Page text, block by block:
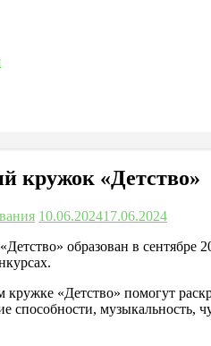
кружок «Детство»
10.06.202417.06.2024
образован в сентябре
кружке «Детство» помогут
способности, музыкальность,